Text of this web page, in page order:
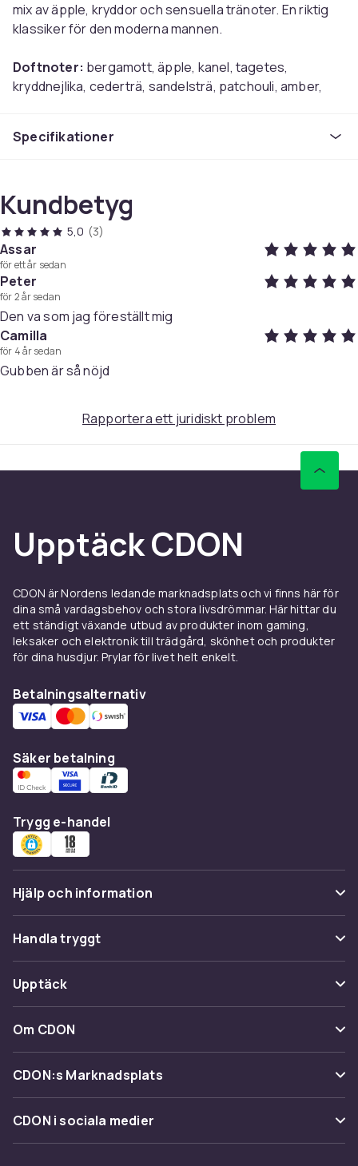
mix av äpple, kryddor och sensuella tränoter. En riktig
klassiker för den moderna mannen.
Doftnoter: bergamott, äpple, kanel, tagetes,
kryddnejlika, cederträ, sandelsträ, patchouli, amber,
Färg
650
ae8285fe-ba1f-4dbe-9494-bc4221bf48f8
Produktsäkerhetsinformation
Specifikationer
Kundbetyg
5,0 (3)
Assar
för ett år sedan
Peter
för 2 år sedan
Den va som jag föreställt mig
Camilla
för 4 år sedan
Gubben är så nöjd
Rapportera ett juridiskt problem
Upptäck CDON
CDON är Nordens ledande marknadsplats och vi finns här för
dina små vardagsbehov och stora livsdrömmar. Här hittar du
ett ständigt växande utbud av produkter inom gaming,
leksaker och elektronik till trädgård, skönhet och produkter
för dina husdjur. Prylar för livet helt enkelt.
Betalningsalternativ
Säker betalning
Trygg e-handel
Hjälp och information
Vanliga frågor
Spåra paket
Ångra & Returnera här
Kundservice
Handla tryggt
Betalning
Leverans
Återkallelser
Upptäck
Kategorier
Varumärken
Shopit.se
Om CDON
Om oss
Kundrecensioner
CDON:s Marknadsplats
Sälj på CDON
Bli affiliate
CDON i sociala medier